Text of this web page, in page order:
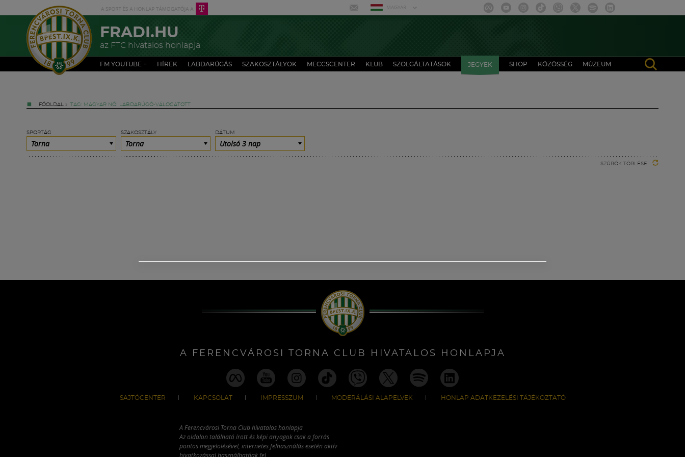
MAGYAR
FRADI.HU
az FTC hivatalos honlapja
FM YOUTUBE + HÍREK LABDARÚGÁS SZAKOSZTÁLYOK MECCSCENTER KLUB SZOLGÁLTATÁSOK JEGYEK SHOP KÖZÖSSÉG MÚZEUM
FŐOLDAL » TAG: MAGYAR NŐI LABDARÚGÓ-VÁLOGATOTT
SPORTÁG
Torna
SZAKOSZTÁLY
Torna
DÁTUM
Utolsó 3 nap
SZŰRŐK TÖRLÉSE
A FERENCVÁROSI TORNA CLUB HIVATALOS HONLAPJA
SAJTÓCENTER KAPCSOLAT IMPRESSZUM MODERÁLÁSI ALAPELVEK HONLAP ADATKEZELÉSI TÁJÉKOZTATÓ
A Ferencvárosi Torna Club hivatalos honlapja
Az oldalon található írott és képi anyagok csak a forrás
pontos megjelölésével, internetes felhasználás esetén aktív
hivatkozással használhatóak fel.